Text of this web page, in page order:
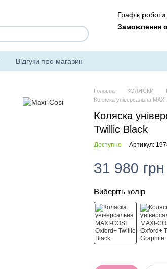
Графік роботи:
Замовлення
Відгуки про магазин
Головна КОЛЯСКИ
Коляска універсальна
Коляска
Twillic Black
Доступно Артикул:
31 980 грн
Виберіть колір